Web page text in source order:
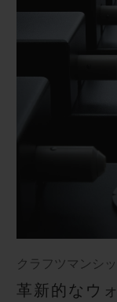
クラフツマンシ
革新的なウ